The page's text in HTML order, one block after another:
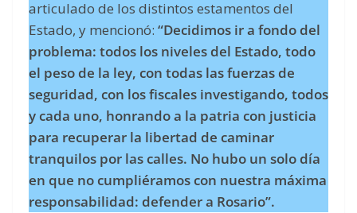
articulado de los distintos estamentos del
Estado, y mencionó: “Decidimos ir a fondo del
problema: todos los niveles del Estado, todo
el peso de la ley, con todas las fuerzas de
seguridad, con los fiscales investigando, todos
y cada uno, honrando a la patria con justicia
para recuperar la libertad de caminar
tranquilos por las calles. No hubo un solo día
en que no cumpliéramos con nuestra máxima
responsabilidad: defender a Rosario”.